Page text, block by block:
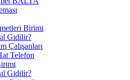
Birimi
Gidilir?
Çalışanları
Telefon
Gidilir?